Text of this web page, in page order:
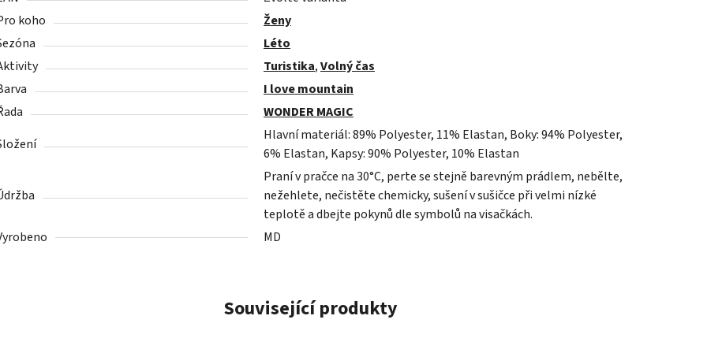
koho
Ženy
Léto
Turistika,Volný čas
I love mountain
WONDER MAGIC
Hlavní materiál: 89% Polyester, 11% Elastan, Boky: 94% Polyester,
6% Elastan, Kapsy: 90% Polyester, 10% Elastan
Praní v pračce na 30°C, perte se stejně barevným prádlem, nebělte,
nežehlete, nečistěte chemicky, sušení v sušičce při velmi nízké
teplotě a dbejte pokynů dle symbolů na visačkách.
MD
Související produkty